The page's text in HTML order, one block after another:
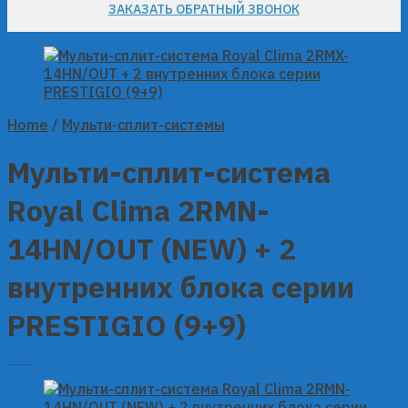
ЗАКАЗАТЬ ОБРАТНЫЙ ЗВОНОК
Home / Мульти-сплит-системы
Мульти-сплит-система
Royal Clima 2RMN-
14HN/OUT (NEW) + 2
внутренних блока серии
PRESTIGIO (9+9)